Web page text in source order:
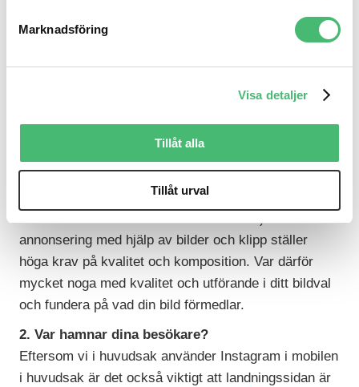
Marknadsföring
Visa detaljer
Tillåt alla
Tillåt urval
3 tips för din annons
1. Välj rätt bild
Precis som i alla kanaler är det viktigt att anpassa
faktum är att bilder har en förmåga att engagera och
förmedla känslor mycket snabbare än text (även om
annonsering med hjälp av bilder och klipp ställer
höga krav på kvalitet och komposition. Var därför
mycket noga med kvalitet och utförande i ditt bildval
och fundera på vad din bild förmedlar.
2. Var hamnar dina besökare?
Eftersom vi i huvudsak använder Instagram i mobilen
i huvudsak är det också viktigt att landningssidan är